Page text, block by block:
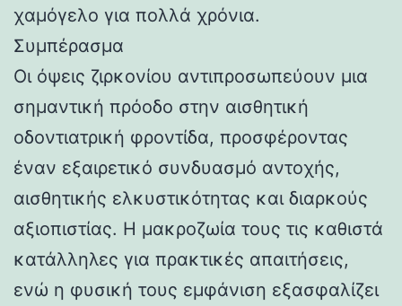
χαμόγελο για πολλά χρόνια.
Συμπέρασμα
Οι όψεις ζιρκονίου αντιπροσωπεύουν μια
σημαντική πρόοδο στην αισθητική
οδοντιατρική φροντίδα, προσφέροντας
έναν εξαιρετικό συνδυασμό αντοχής,
αισθητικής ελκυστικότητας και διαρκούς
αξιοπιστίας. Η μακροζωία τους τις καθιστά
κατάλληλες για πρακτικές απαιτήσεις,
ενώ η φυσική τους εμφάνιση εξασφαλίζει